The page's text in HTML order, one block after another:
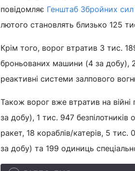
повідомляє Генштаб Збройних сил
лютого становлять близько 125
Крім того, ворог втратив 3 тис.
броньованих машини (4 за добу),
реактивні системи залпового
Також ворог вже втратив на війні
за добу), 1 тис. 947
ракет, 18 кораблів/катерів, 5
за добу) та 199 одиниць